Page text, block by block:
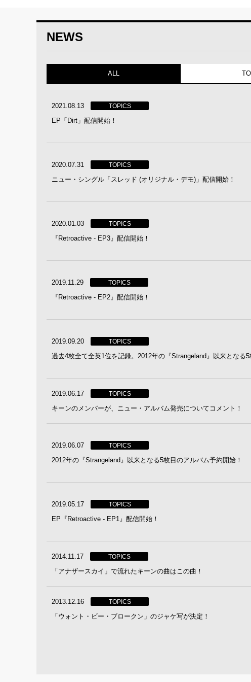
NEWS
ALL
2021.08.13 TOPICS
EP「Dirt」配信開始！
2020.07.31 TOPICS
ニュー・シングル「スレッド (オリジナル・デモ)」配信開始！
2020.01.03 TOPICS
『Retroactive - EP3』配信開始！
2019.11.29 TOPICS
『Retroactive - EP2』配信開始！
2019.09.20 TOPICS
過去4枚全て全英1位を記録。2012年の『Strangeland』以来となる
2019.06.17 TOPICS
キーンのメンバーが、ニュー・アルバム発売についてコメント！
2019.06.07 TOPICS
2012年の『Strangeland』以来となる5枚目のアルバム予約開始！
2019.05.17 TOPICS
EP『Retroactive - EP1』配信開始！
2014.11.17 TOPICS
「アナザースカイ」で流れたキーンの曲はこの曲！
2013.12.16 TOPICS
「ウォント・ビー・ブロークン」のジャケ写が決定！